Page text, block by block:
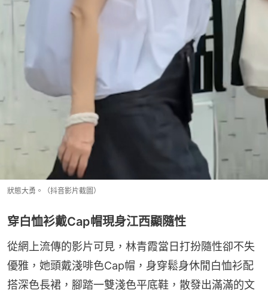
狀態大勇。（抖音影片截圖）
穿白恤衫戴Cap帽現身江西顯隨性
從網上流傳的影片可見，林青霞當日打扮隨性卻不失
優雅，她頭戴淺啡色Cap帽，身穿鬆身休閒白恤衫配
搭深色長裙，腳踏一雙淺色平底鞋，散發出滿滿的文